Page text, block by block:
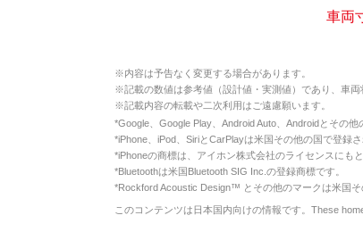
車両
※内容は予告なく変更する場合があります。
※記載の数値は参考値（設計値・実測値）であり、車両
※記載内容の転載や二次利用はご遠慮願います。
*Google、Google Play、Android Auto、Androidとその
*iPhone、iPod、SiriとCarPlayは米国その他の国で登録
*iPhoneの商標は、アイホン株式会社のライセンスにも
*Bluetoothは米国Bluetooth SIG Inc.の登録商標です。
*Rockford Acoustic Design™ とその他のマークは米国
このコンテンツは日本国内向けの情報です。These